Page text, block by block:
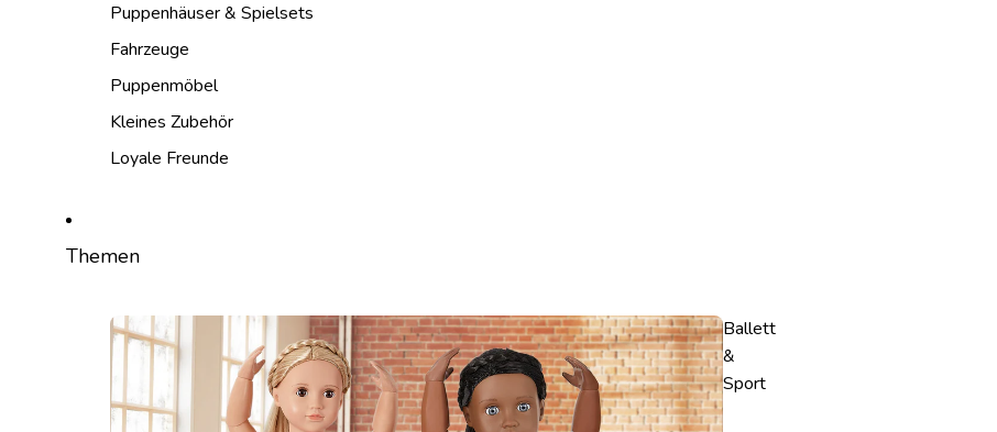
Puppenhäuser & Spielsets
Fahrzeuge
Puppenmöbel
Kleines Zubehör
Loyale Freunde
Themen
Ballett
&
Sport